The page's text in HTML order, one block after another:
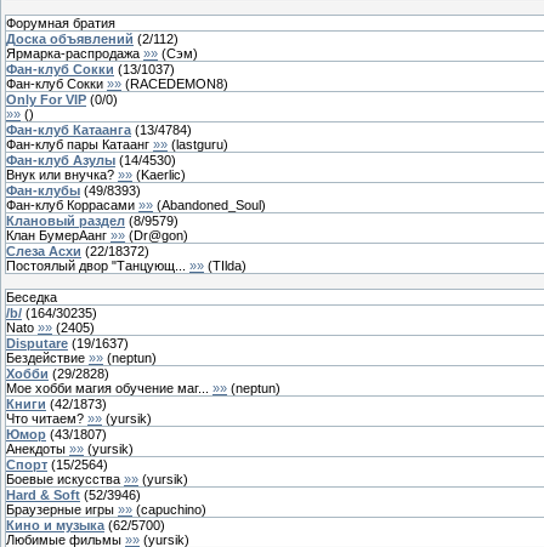
Форумная братия
Доска объявлений (2/112)
Ярмарка-распродажа »» (Сэм)
Фан-клуб Сокки (13/1037)
Фан-клуб Сокки »» (RACEDEMON8)
Only For VIP (0/0)
»» ()
Фан-клуб Катаанга (13/4784)
Фан-клуб пары Катаанг »» (lastguru)
Фан-клуб Азулы (14/4530)
Внук или внучка? »» (Kaerlic)
Фан-клубы (49/8393)
Фан-клуб Коррасами »» (Abandoned_Soul)
Клановый раздел (8/9579)
Клан БумерАанг »» (Dr@gon)
Слеза Асхи (22/18372)
Постоялый двор "Танцующ...
»» (TIlda)
Беседка
/b/ (164/30235)
Nato »» (2405)
Disputare (19/1637)
Бездействие »» (neptun)
Хобби (29/2828)
Мое хобби магия обучение маг...
»» (neptun)
Книги (42/1873)
Что читаем? »» (yursik)
Юмор (43/1807)
Анекдоты »» (yursik)
Спорт (15/2564)
Боевые искусства »» (yursik)
Hard & Soft (52/3946)
Браузерные игры »» (capuchino)
Кино и музыка (62/5700)
Любимые фильмы »» (yursik)